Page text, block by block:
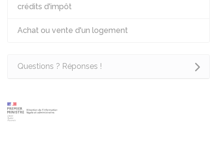
crédits d'impôt
Achat ou vente d'un logement
Questions ? Réponses !